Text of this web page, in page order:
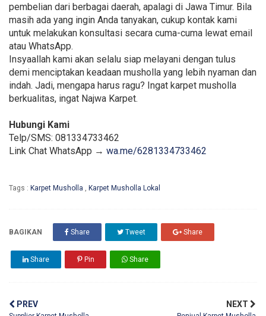
pembelian dari berbagai daerah, apalagi di Jawa Timur. Bila
masih ada yang ingin Anda tanyakan, cukup kontak kami
untuk melakukan konsultasi secara cuma-cuma lewat email
atau WhatsApp.
Insyaallah kami akan selalu siap melayani dengan tulus
demi menciptakan keadaan musholla yang lebih nyaman dan
indah. Jadi, mengapa harus ragu? Ingat karpet musholla
berkualitas, ingat Najwa Karpet.
Hubungi Kami
Telp/SMS: 081334733462
Link Chat WhatsApp → wa.me/6281334733462
Tags : Karpet Musholla , Karpet Musholla Lokal
BAGIKAN Share Tweet Share
Share Pin Share
PREV NEXT